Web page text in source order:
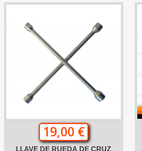
19,00 €
LLAVE DE RUEDA DE CRUZ